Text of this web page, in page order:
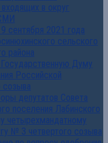
в округ
сентября 2021 года
сельского
района
Думу
Российской
созыва
депутатов Совета
поселения Лабинского
четырехмандатному
№ 3 четвертого созыва